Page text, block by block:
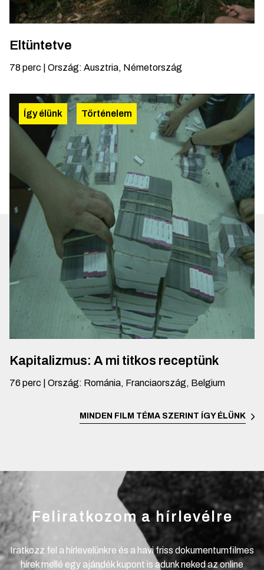
Eltüntetve
78perc Ország: Ausztria, Németország
Így élünk Történelem
Kapitalizmus: A mi titkos receptünk
76 perc Ország: Románia, Franciaország, Belgium
MINDEN FILM TÉMA SZERINT ÍGY ÉLÜNK
Feliratkozom a hírlevélre
Iratkozz fel a hírlevelünkre és a havi friss dokumentumfilmes
hírek mellé egy ajándék kupont is adunk neked az online